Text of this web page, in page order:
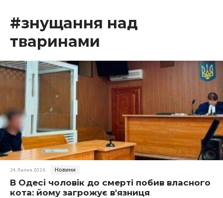
#знущання над
тваринами
24 Липня 2026 Новини
В Одесі чоловік до смерті побив власного
кота: йому загрожує в'язниця